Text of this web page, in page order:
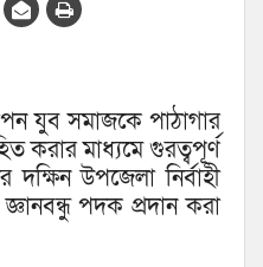
যুব সমাজকে পাঠাগার
করার মাধ্যমে গুরত্বপূর্ণ
উপজেলা নির্বাহী
পদক প্রদান করা